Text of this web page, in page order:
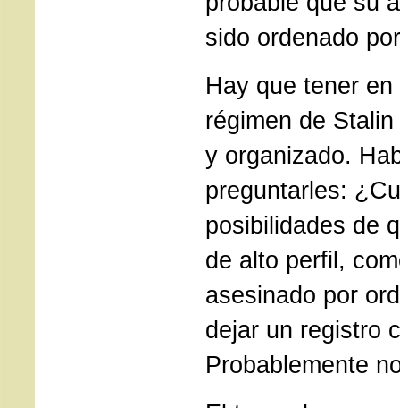
sido ordenado
Hay que tener
régimen de
y organizado.
preguntarles:
posibilidades de
de alto perfil,
asesinado por
dejar un registro
Probablemente